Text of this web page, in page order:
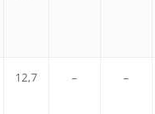
12,7 – –